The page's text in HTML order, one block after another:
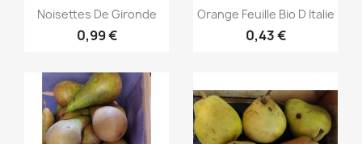
Aperçu rapide
Noisettes De Gironde
0,99 €
Aperçu rapide
Orange Feuille Bio D Italie
0,43 €